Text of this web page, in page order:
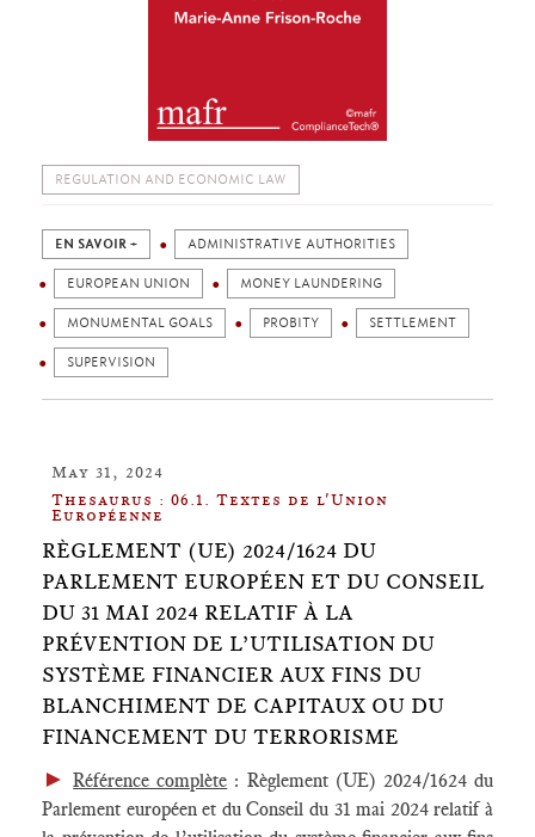
REGULATION AND ECONOMIC LAW
EN SAVOIR + ADMINISTRATIVE AUTHORITIES
EUROPEAN UNION MONEY LAUNDERING
MONUMENTAL GOALS PROBITY SETTLEMENT
SUPERVISION
May 31, 2024
Thesaurus : 06.1. Textes de l'Union
Européenne
RÈGLEMENT (UE) 2024/1624 DU
PARLEMENT EUROPÉEN ET DU CONSEIL
DU 31 MAI 2024 RELATIF À LA
PRÉVENTION DE L’UTILISATION DU
SYSTÈME FINANCIER AUX FINS DU
BLANCHIMENT DE CAPITAUX OU DU
FINANCEMENT DU TERRORISME
► Référence complète : Règlement (UE) 2024/1624 du
Parlement européen et du Conseil du 31 mai 2024 relatif à